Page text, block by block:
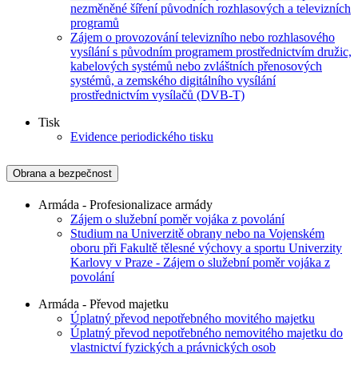
nezměněné šíření původních rozhlasových a televizních
programů
Zájem o provozování televizního nebo rozhlasového
vysílání s původním programem prostřednictvím družic,
kabelových systémů nebo zvláštních přenosových
systémů, a zemského digitálního vysílání
prostřednictvím vysílačů (DVB-T)
Tisk
Evidence periodického tisku
Obrana a bezpečnost
Armáda - Profesionalizace armády
Zájem o služební poměr vojáka z povolání
Studium na Univerzitě obrany nebo na Vojenském
oboru při Fakultě tělesné výchovy a sportu Univerzity
Karlovy v Praze - Zájem o služební poměr vojáka z
povolání
Armáda - Převod majetku
Úplatný převod nepotřebného movitého majetku
Úplatný převod nepotřebného nemovitého majetku do
vlastnictví fyzických a právnických osob